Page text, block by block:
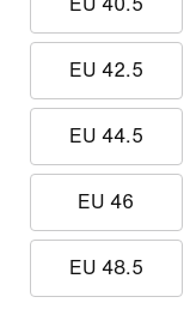
EU 40.5
EU 42.5
EU 44.5
EU 46
EU 48.5